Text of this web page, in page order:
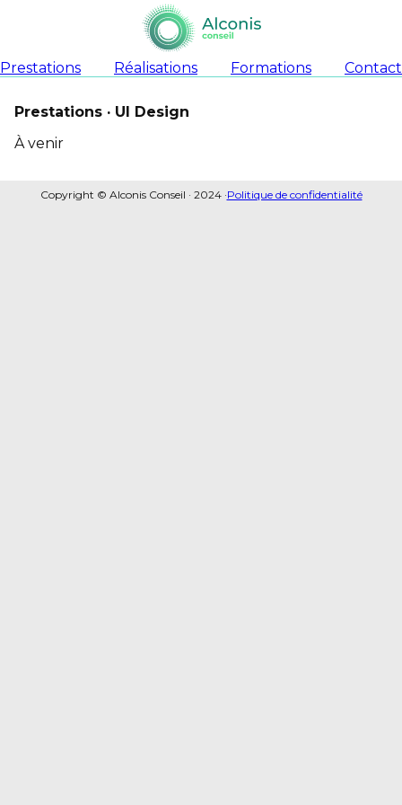
Prestations Réalisations Formations Contact
Prestations · UI Design
À venir
Copyright © Alconis Conseil · 2024 ·Politique de confidentialité